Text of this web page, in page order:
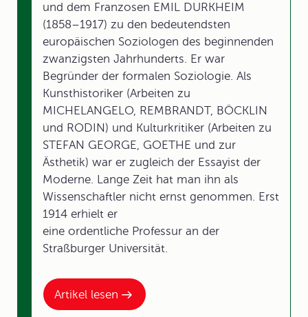
Artikel lesen
und dem Franzosen EMIL DURKHEIM
(1858–1917) zu den bedeutendsten
europäischen Soziologen des beginnenden
zwanzigsten Jahrhunderts. Er war
Begründer der formalen Soziologie. Als
Kunsthistoriker (Arbeiten zu
MICHELANGELO, REMBRANDT, BÖCKLIN
und RODIN) und Kulturkritiker (Arbeiten zu
STEFAN GEORGE, GOETHE und zur
Ästhetik) war er zugleich der Essayist der
Moderne. Lange Zeit hat man ihn als
Wissenschaftler nicht ernst genommen. Erst
1914 erhielt er
eine ordentliche Professur an der
Straßburger Universität.